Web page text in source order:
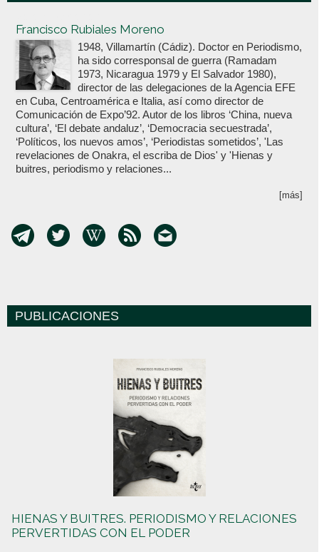
Francisco Rubiales Moreno
1948, Villamartín (Cádiz). Doctor en Periodismo,
ha sido corresponsal de guerra (Ramadam
1973, Nicaragua 1979 y El Salvador 1980),
director de las delegaciones de la Agencia EFE
en Cuba, Centroamérica e Italia, así como director de
Comunicación de Expo’92. Autor de los libros ‘China, nueva
cultura’, ‘El debate andaluz’, ‘Democracia secuestrada’,
‘Políticos, los nuevos amos’, ‘Periodistas sometidos’, 'Las
revelaciones de Onakra, el escriba de Dios' y 'Hienas y
buitres, periodismo y relaciones...
[más]
PUBLICACIONES
HIENAS Y BUITRES. PERIODISMO Y RELACIONES
PERVERTIDAS CON EL PODER